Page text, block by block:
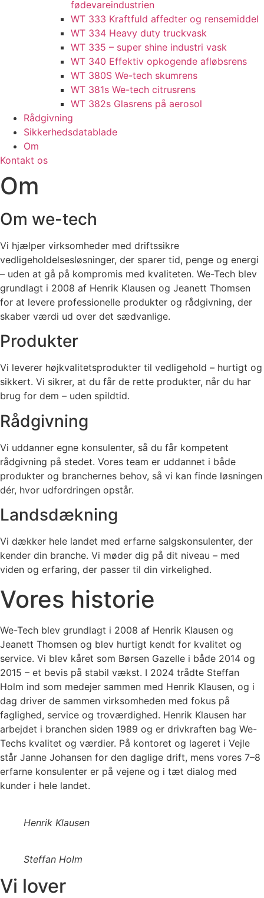
fødevareindustrien
WT 333 Kraftfuld affedter og rensemiddel
WT 334 Heavy duty truckvask
WT 335 – super shine industri vask
WT 340 Effektiv opkogende afløbsrens
WT 380S We-tech skumrens
WT 381s We-tech citrusrens
WT 382s Glasrens på aerosol​
Rådgivning
Sikkerhedsdatablade
Om
Kontakt os
Om
Om we-tech
Vi hjælper virksomheder med driftssikre
vedligeholdelsesløsninger, der sparer tid, penge og energi
– uden at gå på kompromis med kvaliteten. We-Tech blev
grundlagt i 2008 af Henrik Klausen og Jeanett Thomsen
for at levere professionelle produkter og rådgivning, der
skaber værdi ud over det sædvanlige.
Produkter
Vi leverer højkvalitetsprodukter til vedligehold – hurtigt og
sikkert. Vi sikrer, at du får de rette produkter, når du har
brug for dem – uden spildtid.
Rådgivning
Vi uddanner egne konsulenter, så du får kompetent
rådgivning på stedet. Vores team er uddannet i både
produkter og branchernes behov, så vi kan finde løsningen
dér, hvor udfordringen opstår.
Landsdækning
Vi dækker hele landet med erfarne salgskonsulenter, der
kender din branche. Vi møder dig på dit niveau – med
viden og erfaring, der passer til din virkelighed.
Vores historie
We-Tech blev grundlagt i 2008 af Henrik Klausen og
Jeanett Thomsen og blev hurtigt kendt for kvalitet og
service. Vi blev kåret som Børsen Gazelle i både 2014 og
2015 – et bevis på stabil vækst. I 2024 trådte Steffan
Holm ind som medejer sammen med Henrik Klausen, og i
dag driver de sammen virksomheden med fokus på
faglighed, service og troværdighed. Henrik Klausen har
arbejdet i branchen siden 1989 og er drivkraften bag We-
Techs kvalitet og værdier. På kontoret og lageret i Vejle
står Janne Johansen for den daglige drift, mens vores 7–8
erfarne konsulenter er på vejene og i tæt dialog med
kunder i hele landet.
Henrik Klausen
Steffan Holm
Vi lover